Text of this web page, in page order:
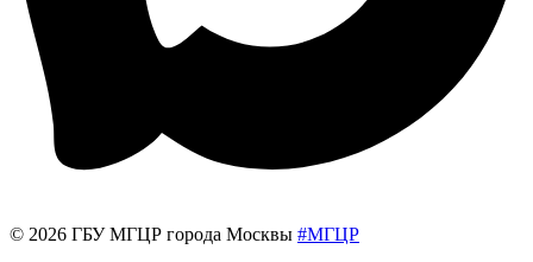
© 2026 ГБУ МГЦР города Москвы #МГЦР